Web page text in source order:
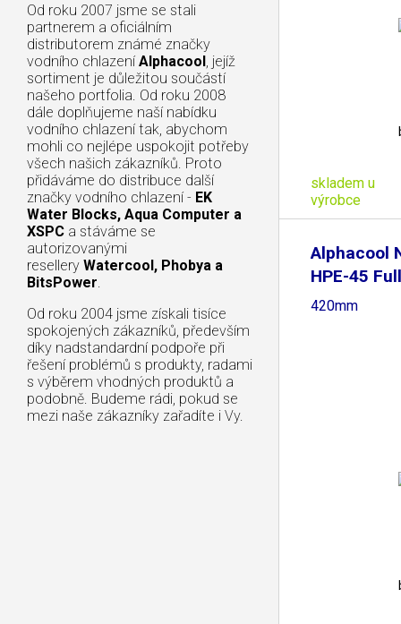
Od roku 2007 jsme se stali
partnerem a oficiálním
distributorem známé značky
vodního chlazení Alphacool, jejíž
sortiment je důležitou součástí
našeho portfolia. Od roku 2008
dále doplňujeme naší nabídku
vodního chlazení tak, abychom
mohli co nejlépe uspokojit potřeby
všech našich zákazníků. Proto
přidáváme do distribuce další
značky vodního chlazení - EK
Water Blocks, Aqua Computer a
XSPC a stáváme se
autorizovanými
resellery Watercool, Phobya a
BitsPower.
Od roku 2004 jsme získali tisíce
spokojených zákazníků, především
díky nadstandardní podpoře při
řešení problémů s produkty, radami
s výběrem vhodných produktů a
podobně. Budeme rádi, pokud se
mezi naše zákazníky zařadíte i Vy.
skladem u
výrobce
Alphacool
HPE-45
420mm